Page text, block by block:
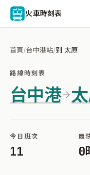
火車時刻表
首頁/台中港站/到 太原
路線時刻表
台中港
今日班次
11
最
0